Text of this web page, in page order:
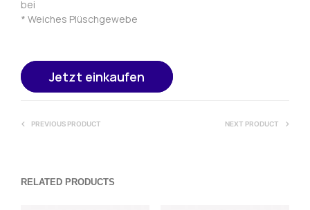
bei
* Weiches Plüschgewebe
Jetzt einkaufen
PREVIOUS PRODUCT NEXT PRODUCT
RELATED PRODUCTS